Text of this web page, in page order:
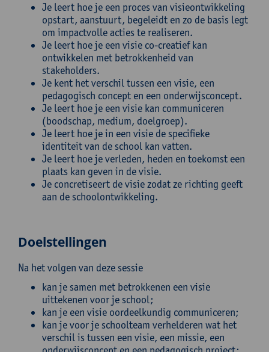
Je leert hoe je een proces van visieontwikkeling
opstart, aanstuurt, begeleidt en zo de basis legt
om impactvolle acties te realiseren.
Je leert hoe je een visie co-creatief kan
ontwikkelen met betrokkenheid van
stakeholders.
Je kent het verschil tussen een visie, een
pedagogisch concept en een onderwijsconcept.
Je leert hoe je een visie kan communiceren
(boodschap, medium, doelgroep).
Je leert hoe je in een visie de specifieke
identiteit van de school kan vatten.
Je leert hoe je verleden, heden en toekomst een
plaats kan geven in de visie.
Je concretiseert de visie zodat ze richting geeft
aan de schoolontwikkeling.
Doelstellingen
Na het volgen van deze sessie
kan je samen met betrokkenen een visie
uittekenen voor je school;
kan je een visie oordeelkundig communiceren;
kan je voor je schoolteam verhelderen wat het
verschil is tussen een visie, een missie, een